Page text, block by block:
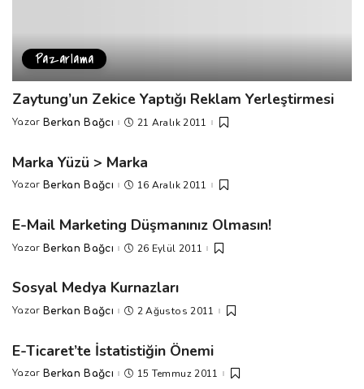
Pazarlama
Zaytung’un Zekice Yaptığı Reklam Yerleştirmesi
Posted
Yazar Berkan Bağcı 21 Aralık 2011
Marka Yüzü > Marka
Posted
Yazar Berkan Bağcı 16 Aralık 2011
E-Mail Marketing Düşmanınız Olmasın!
Posted
Yazar Berkan Bağcı 26 Eylül 2011
Sosyal Medya Kurnazları
Posted
Yazar Berkan Bağcı 2 Ağustos 2011
E-Ticaret’te İstatistiğin Önemi
Posted
Yazar Berkan Bağcı 15 Temmuz 2011